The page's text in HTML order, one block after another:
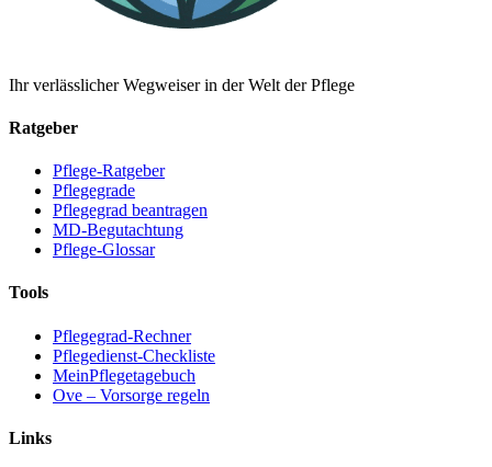
Ihr verlässlicher Wegweiser in der Welt der Pflege
Ratgeber
Pflege-Ratgeber
Pflegegrade
Pflegegrad beantragen
MD-Begutachtung
Pflege-Glossar
Tools
Pflegegrad-Rechner
Pflegedienst-Checkliste
MeinPflegetagebuch
Ove – Vorsorge regeln
Links